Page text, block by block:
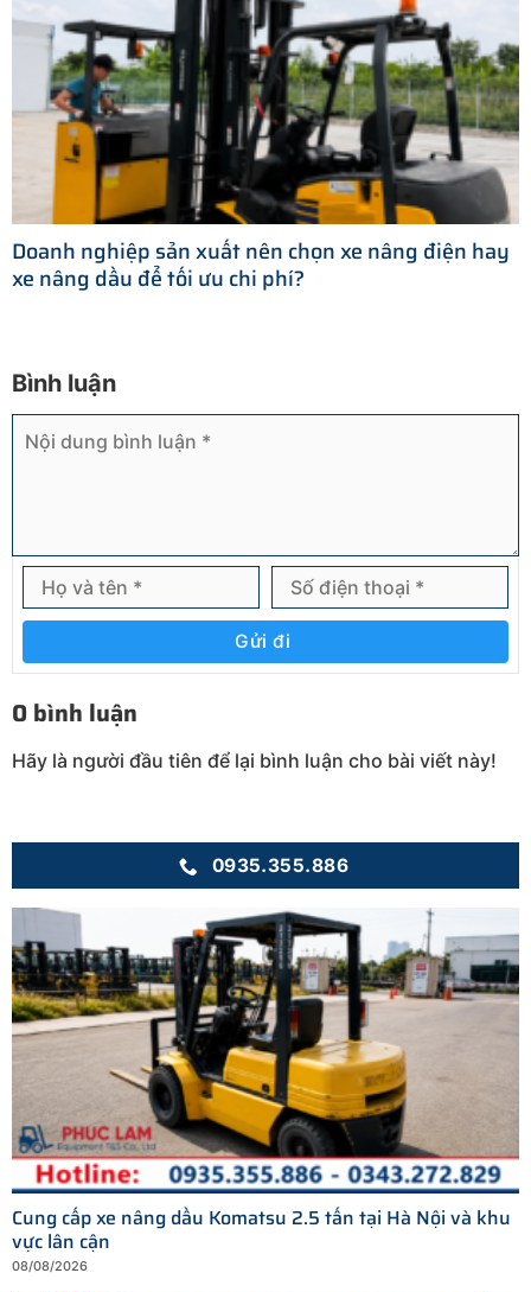
Doanh nghiệp sản xuất nên chọn xe nâng điện hay
xe nâng dầu để tối ưu chi phí?
Bình luận
Gửi đi
0 bình luận
Hãy là người đầu tiên để lại bình luận cho bài viết này!
0935.355.886
Cung cấp xe nâng dầu Komatsu 2.5 tấn tại Hà Nội và khu
vực lân cận
08/08/2026